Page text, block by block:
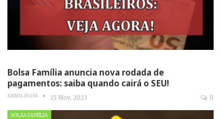
Bolsa Família anuncia nova rodada de
pagamentos: saiba quando cairá o SEU!
JORNAL DO DIA 15 Nov, 2023 0
BOLSA FAMÍLIA